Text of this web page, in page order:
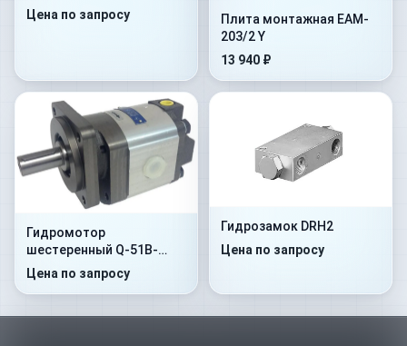
нерегулируемый Н400У
Цена по запросу
Плита монтажная EAM-
203/2 Y
13 940 ₽
Гидромотор
шестеренный Q-51B-
B1D4-SS08S08-V.033
Цена по запросу
Гидрозамок DRH2
Цена по запросу